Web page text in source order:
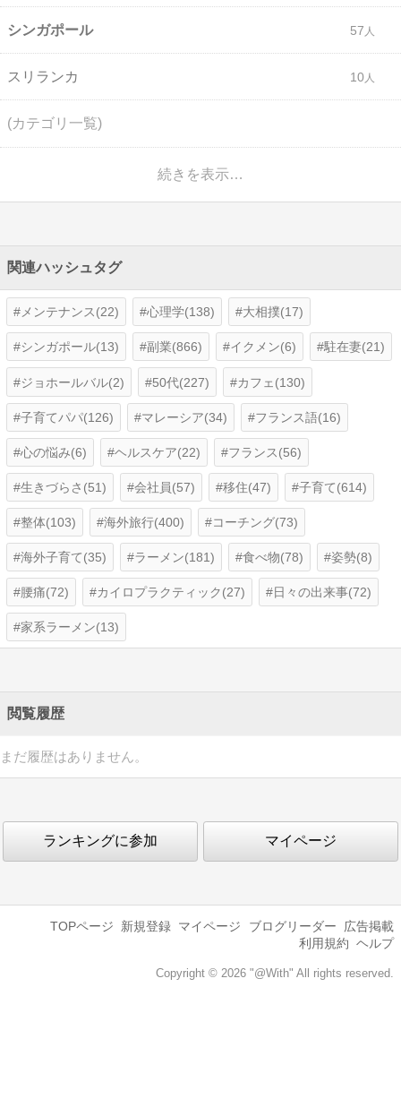
シンガポール 57
スリランカ 10
(カテゴリ一覧)
続きを表示…
関連ハッシュタグ
メンテナンス(22) 心理学(138) 大相撲(17)
シンガポール(13) 副業(866) イクメン(6) 駐在妻(21)
ジョホールバル(2) 50代(227) カフェ(130)
子育てパパ(126) マレーシア(34) フランス語(16)
心の悩み(6) ヘルスケア(22) フランス(56)
生きづらさ(51) 会社員(57) 移住(47) 子育て(614)
整体(103) 海外旅行(400) コーチング(73)
海外子育て(35) ラーメン(181) 食べ物(78) 姿勢(8)
腰痛(72) カイロプラクティック(27) 日々の出来事(72)
家系ラーメン(13)
閲覧履歴
まだ履歴はありません。
ランキングに参加 マイページ
TOPページ 新規登録 マイページ ブログリーダー
広告掲載
利用規約 ヘルプ
Copyright © 2026 "@With" All rights reserved.